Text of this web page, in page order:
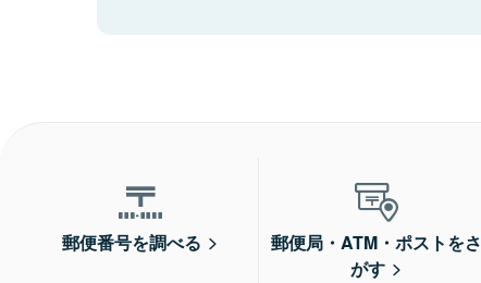
郵便番号を調べる
郵便局・ATM・ポストをさ
がす